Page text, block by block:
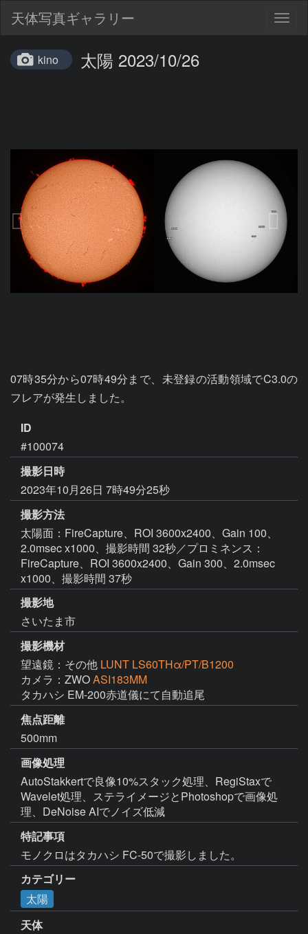
天体写真ギャラリー
kino 太陽 2023/10/26
07時35分から07時49分まで、未登録の活動領域でC3.0の
フレアが発生しました。
ID
#100074
撮影日時
2023年10月26日 7時49分25秒
撮影方法
太陽面：FireCapture、ROI 3600x2400、Gain 100、
2.0msec x1000、撮影時間 32秒／プロミネンス：
FireCapture、ROI 3600x2400、Gain 300、2.0msec
x1000、撮影時間 37秒
撮影地
さいたま市
撮影機材
望遠鏡：その他 LUNT LS60THα/PT/B1200
カメラ：ZWOASI183MM
タカハシ EM-200赤道儀にて自動追尾
焦点距離
500mm
画像処理
AutoStakkertで良像10%スタック処理、RegiStaxで
Wavelet処理、ステライメージとPhotoshopで画像処
理、DeNoise AIでノイズ低減
特記事項
モノクロはタカハシ FC-50で撮影しました。
カテゴリー
太陽
天体